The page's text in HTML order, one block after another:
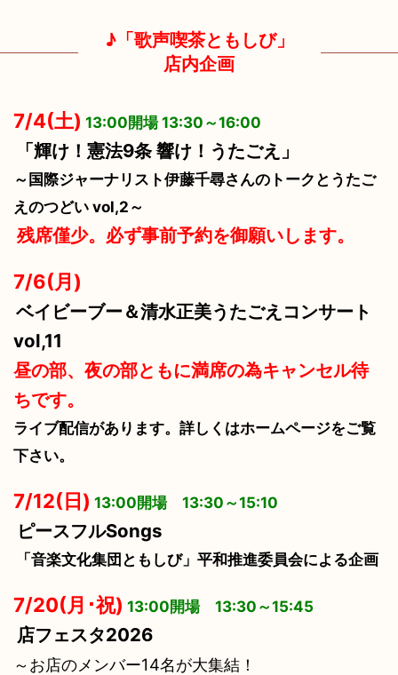
♪「歌声喫茶ともしび」
店内企画
7/4(土) 13:00開場 13:30～16:00
「輝け！憲法9条 響け！うたごえ」
～国際ジャーナリスト伊藤千尋さんのトークとうたご
えのつどい vol,2～
残席僅少。必ず事前予約を御願いします。
7/6(月)
ベイビーブー＆清水正美うたごえコンサート
vol,11
昼の部、夜の部ともに満席の為キャンセル待
ちです。
ライブ配信があります。詳しくはホームページをご覧
下さい。
7/12(日) 13:00開場 13:30～15:10
ピースフルSongs
「音楽文化集団ともしび」平和推進委員会による企画
7/20(月･祝) 13:00開場 13:30～15:45
店フェスタ2026
～お店のメンバー14名が大集結！